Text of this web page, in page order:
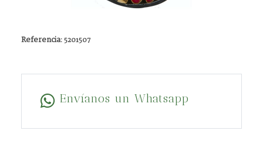
Referencia:5201507
Envíanos un Whatsapp